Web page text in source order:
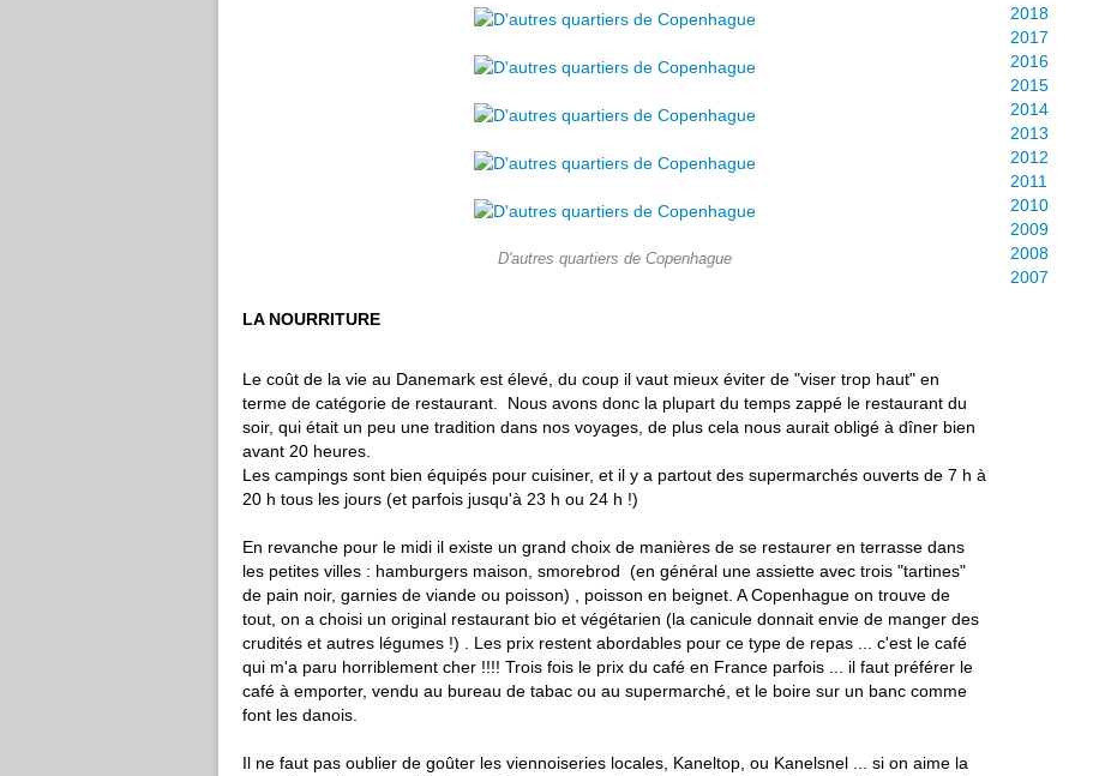
D'autres quartiers de Copenhague
LA NOURRITURE
Le coût de la vie au Danemark est élevé, du coup il vaut mieux éviter de "viser trop haut" en
terme de catégorie de restaurant. Nous avons donc la plupart du temps zappé le restaurant du
soir, qui était un peu une tradition dans nos voyages, de plus cela nous aurait obligé à dîner bien
avant 20 heures.
Les campings sont bien équipés pour cuisiner, et il y a partout des supermarchés ouverts de 7 h à
20 h tous les jours (et parfois jusqu'à 23 h ou 24 h !)
En revanche pour le midi il existe un grand choix de manières de se restaurer en terrasse dans
les petites villes : hamburgers maison, smorebrod (en général une assiette avec trois "tartines"
de pain noir, garnies de viande ou poisson) , poisson en beignet. A Copenhague on trouve de
tout, on a choisi un original restaurant bio et végétarien (la canicule donnait envie de manger des
crudités et autres légumes !) . Les prix restent abordables pour ce type de repas ... c'est le café
qui m'a paru horriblement cher !!!! Trois fois le prix du café en France parfois ... il faut préférer le
café à emporter, vendu au bureau de tabac ou au supermarché, et le boire sur un banc comme
font les danois.
Il ne faut pas oublier de goûter les viennoiseries locales, Kaneltop, ou Kanelsnel ... si on aime la
2018
2017
2016
2015
2014
2013
2012
2011
2010
2009
2008
2007